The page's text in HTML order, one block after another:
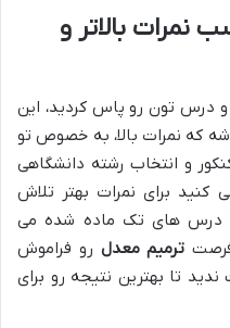
نمرات بالاتر و
و درس تون رو پاس کردید، این
که نمرات بالا، به خصوص تو
و انتخاب رشته دانشگاهی
برای نمرات بهتر تلاش
درس های تک ماده شده می
فرصت ترمیم معدل رو فراموش
تا بهترین نتیجه رو برای